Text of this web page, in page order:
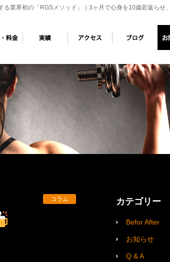
る業界初の「RGSメソッド」｜3ヶ月で心身を10歳若返らせ
コラム カテゴリー
Befor After
お知らせ
Q & A